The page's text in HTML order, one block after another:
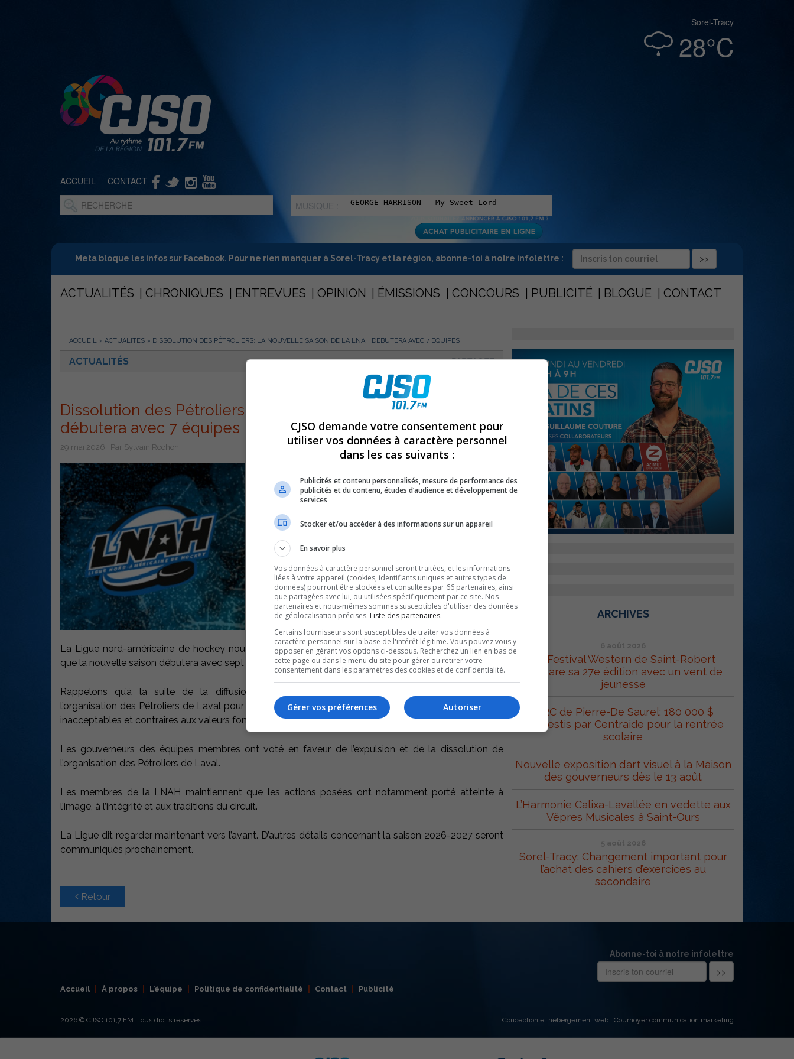
Sorel-Tracy
28°C
ACCUEIL CONTACT
MUSIQUE :
Meta bloque les infos sur Facebook. Pour ne rien manquer à Sorel-Tracy et la région, abonne-toi à notre infolettre :
ACTUALITÉS CHRONIQUES ENTREVUES OPINION ÉMISSIONS CONCOURS PUBLICITÉ BLOGUE CONTACT
ACCUEIL » ACTUALITÉS » DISSOLUTION DES PÉTROLIERS: LA NOUVELLE SAISON DE LA LNAH DÉBUTERA AVEC 7 ÉQUIPES
ACTUALITÉS PARTAGEZ
Dissolution des Pétroliers: La nouvelle saison de la LNAH
débutera avec 7 équipes
29 mai 2026 | Par Sylvain Rochon
La Ligue nord-américaine de hockey nous informe, à la suite de son assemblée générale annuelle,
que la nouvelle saison débutera avec sept équipes.
Rappelons qu’à la suite de la diffusion d’images, la LNAH avait immédiatement suspendu
l’organisation des Pétroliers de Laval pour une durée indéterminée, dénonçant alors des gestes jugés
inacceptables et contraires aux valeurs fondamentales de la ligue.
Les gouverneurs des équipes membres ont voté en faveur de l’expulsion et de la dissolution de
l’organisation des Pétroliers de Laval.
Les membres de la LNAH maintiennent que les actions posées ont notamment porté atteinte à
l’image, à l’intégrité et aux traditions du circuit.
La Ligue dit regarder maintenant vers l’avant. D’autres détails concernant la saison 2026-2027 seront
communiqués prochainement.
Retour
ARCHIVES
6 août 2026
Le Festival Western de Saint-Robert
prépare sa 27e édition avec un vent de
jeunesse
MRC de Pierre-De Saurel: 180 000 $
réinvestis par Centraide pour la rentrée
scolaire
Nouvelle exposition d’art visuel à la Maison
des gouverneurs dès le 13 août
L’Harmonie Calixa-Lavallée en vedette aux
Vêpres Musicales à Saint-Ours
5 août 2026
Sorel-Tracy: Changement important pour
l’achat des cahiers d’exercices au
secondaire
Abonne-toi à notre infolettre
Accueil À propos L’équipe Politique de confidentialité Contact Publicité
2026 © CJSO 101,7 FM. Tous droits réservés. Conception et hébergement web : Cournoyer communication marketing
CJSO demande votre consentement pour
utiliser vos données à caractère personnel
dans les cas suivants :
Publicités et contenu personnalisés, mesure de performance des
publicités et du contenu, études d’audience et développement de
services
Stocker et/ou accéder à des informations sur un appareil
En savoir plus
Vos données à caractère personnel seront traitées, et les informations
liées à votre appareil (cookies, identifiants uniques et autres types de
données) pourront être stockées et consultées par 66 partenaires, ainsi
que partagées avec lui, ou utilisées spécifiquement par ce site. Nos
partenaires et nous-mêmes sommes susceptibles d'utiliser des données
de géolocalisation précises. Liste des partenaires.
Certains fournisseurs sont susceptibles de traiter vos données à
caractère personnel sur la base de l'intérêt légitime. Vous pouvez vous y
opposer en gérant vos options ci-dessous. Recherchez un lien en bas de
cette page ou dans le menu du site pour gérer ou retirer votre
consentement dans les paramètres des cookies et de confidentialité.
Autoriser
Gérer vos préférences